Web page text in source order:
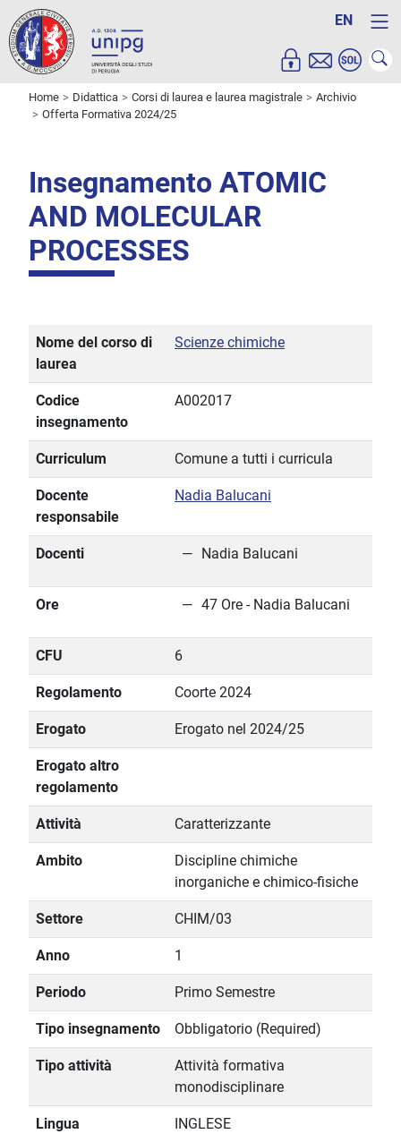
EN
Home Didattica Corsi di laurea e laurea magistrale
Archivio
Offerta Formativa 2024/25
Insegnamento ATOMIC
AND MOLECULAR
PROCESSES
Nome del corso di
laurea
Scienze chimiche
Codice
insegnamento
A002017
Curriculum Comune a tutti i curricula
Docente
responsabile
Nadia Balucani
Docenti Nadia Balucani
Ore 47 Ore - Nadia Balucani
CFU 6
Regolamento Coorte 2024
Erogato Erogato nel 2024/25
Erogato altro
regolamento
Attività Caratterizzante
Ambito
Discipline chimiche
inorganiche e chimico-fisiche
Settore CHIM/03
Anno 1
Periodo Primo Semestre
Tipo insegnamento Obbligatorio (Required)
Tipo attività
Attività formativa
monodisciplinare
Lingua
INGLESE